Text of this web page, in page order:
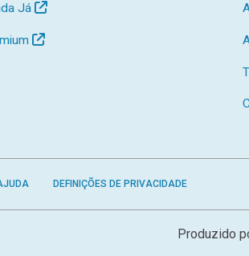
Já
DEFINIÇÕES DE PRIVACIDADE
Produzido